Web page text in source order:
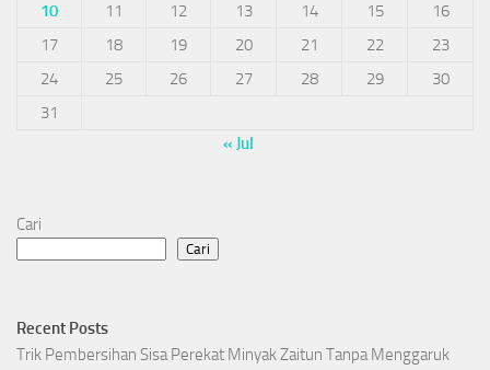
10
11 12 13 14 15
16
17
18 19 20 21 22
23
24
25 26 27 28 29
30
31
« Jul
Cari
Cari
Recent Posts
Trik Pembersihan Sisa Perekat Minyak Zaitun Tanpa Menggaruk